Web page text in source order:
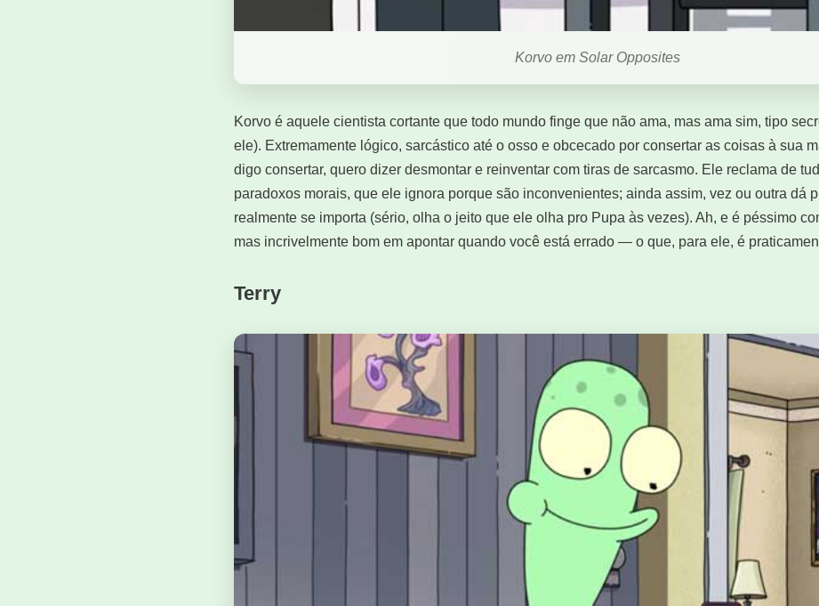
Korvo em Solar Opposites
Korvo é aquele cientista cortante que todo mundo finge que não ama, mas ama sim, tipo
ele). Extremamente lógico, sarcástico até o osso e obcecado por consertar as coisas à sua
digo consertar, quero dizer desmontar e reinventar com tiras de sarcasmo. Ele reclama de
paradoxos morais, que ele ignora porque são inconvenientes; ainda assim, vez ou outra dá
realmente se importa (sério, olha o jeito que ele olha pro Pupa às vezes). Ah, e é péssimo
mas incrivelmente bom em apontar quando você está errado — o que, para ele, é
Terry